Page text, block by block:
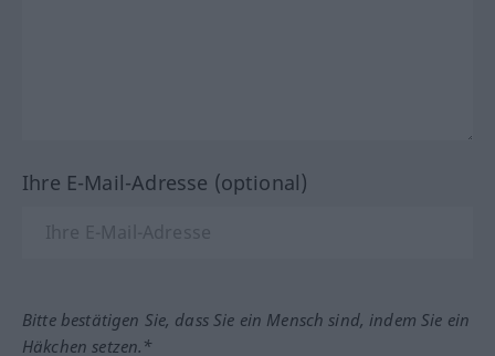
Ihre E-Mail-Adresse (optional)
Bitte bestätigen Sie, dass Sie ein Mensch sind, indem Sie ein
Häkchen setzen.*